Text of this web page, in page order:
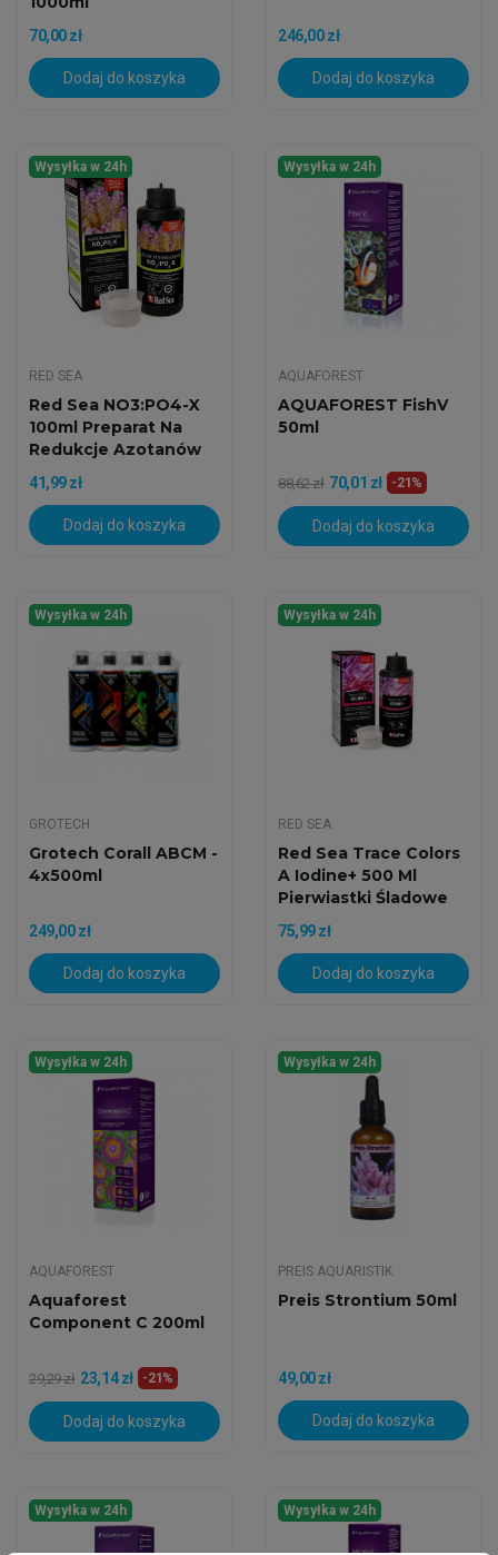
70,00 zł
Dodaj do koszyka
246,00 zł
Dodaj do koszyka
Wysyłka w 24h
RED SEA
Red Sea NO3:PO4-X
100ml Preparat Na
Redukcje Azotanów
I...
41,99 zł
Dodaj do koszyka
Wysyłka w 24h
AQUAFOREST
AQUAFOREST FishV
50ml
88,62 zł 70,01 zł -21%
Dodaj do koszyka
Wysyłka w 24h
GROTECH
Grotech Corall ABCM -
4x500ml
249,00 zł
Dodaj do koszyka
Wysyłka w 24h
RED SEA
Red Sea Trace Colors
A Iodine+ 500 Ml
Pierwiastki Śladowe
75,99 zł
Dodaj do koszyka
Wysyłka w 24h
AQUAFOREST
Aquaforest
Component C 200ml
29,29 zł 23,14 zł -21%
Dodaj do koszyka
Wysyłka w 24h
PREIS AQUARISTIK
Preis Strontium 50ml
49,00 zł
Dodaj do koszyka
Wysyłka w 24h Wysyłka w 24h